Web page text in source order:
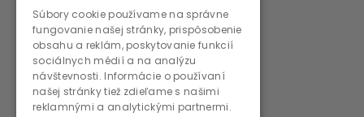
PREVÁDZKOVATEĽ
WMS, s.r.o., r.s.p.
Svätoplukova 5
Súbory cookie používame na správne
fungovanie našej stránky, prispôsobenie
obsahu a reklám, poskytovanie funkcií
sociálnych médií a na analýzu
návštevnosti. Informácie o používaní
našej stránky tiež zdieľame s našimi
reklamnými a analytickými partnermi.